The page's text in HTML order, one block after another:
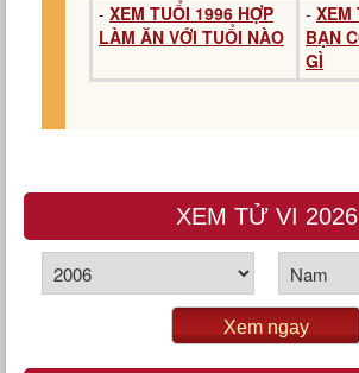
- XEM TUỔI 1996 HỢP
LÀM ĂN VỚI TUỔI NÀO
- XEM
BẠN
GÌ
XEM TỬ VI 2026
Xem ngay